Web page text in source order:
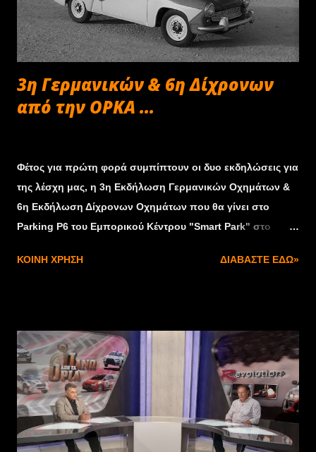
σειρά είχε η δυτική όχθη της λίμνης Πλαστήρα και οι
ειδικές Απίδια, Αράπης και Κερασιά. Ο ήλιος είχε δύσει και
οι συμμετέχοντες μπήκαν στα Τρίκαλα για τη μεγάλη
3η Γερμανικών & 6η Δίχρονων
από την ΟΡΚΑ ...
Φέτος για πρώτη φορά συμπίπτουν οι δυο εκδηλώσεις για
της λέσχη μας, η 3η Εκδήλωση Γερμανικών Οχημάτων &
6η Εκδήλωση Δίχρονων Οχημάτων που θα γίνει στο
Parking P6 του Εμπορικού Κέντρου "Smart Park" στο
στην εκδήλωση ανέρχεται στα 10€ ανά όχημα και
που έχουν κλείσει τα 30 πρώτα χρόνια της ζωής τους,
καθώς και youngtimers!!! Για πληροφορίες και
συμμετοχές στο τηλ. της λέσχης 210 6729420 κάθε Δευτέρα
από τις 18:00 έως 23:00 καθώς και στα κιν. τηλ:
6975854056 Ντάγκαλος Χρήστος 6977271229 Τσοκανής
Τιμολέων . Σας περιμένουμε όλους!!!
ΚΟΙΝΉ ΧΡΉΣΗ ΔΙΑΒΆΣΤΕ ΕΔΏ»